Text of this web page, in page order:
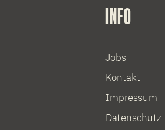
INFO
Jobs
Kontakt
Impressum
Datenschutz